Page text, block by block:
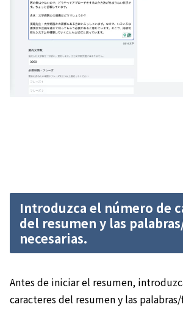
Introduzca el número de
del resumen y las
necesarias.
Antes de iniciar el resumen,
caracteres del resumen y las palabras/